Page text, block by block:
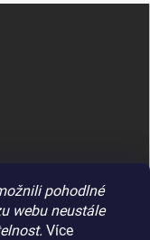
pohodlné
webu neustále
Více